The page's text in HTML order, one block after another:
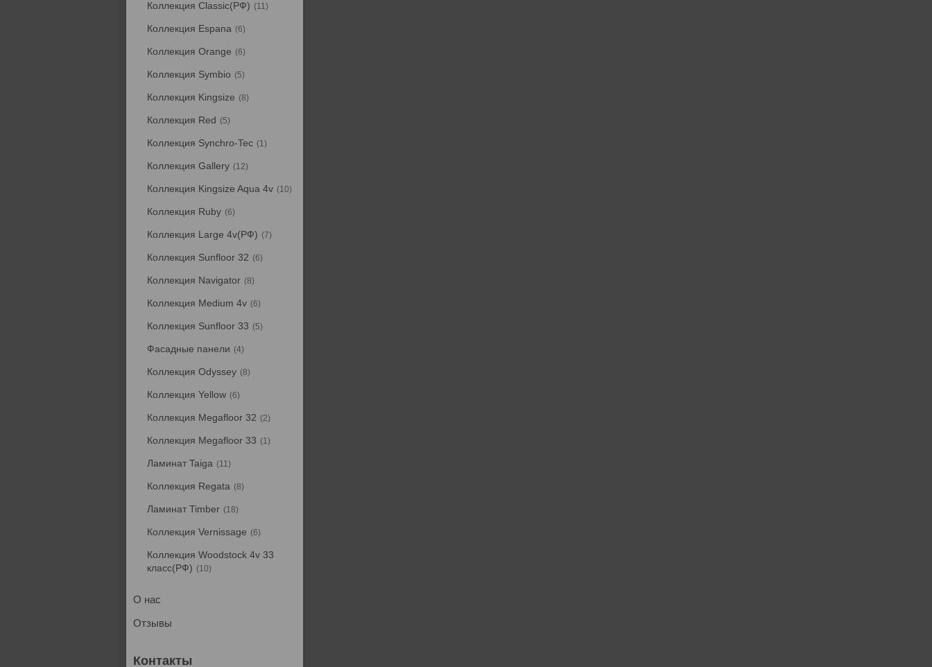
Коллекция Classic(РФ) 11
Коллекция Espana 6
Коллекция Orange 6
Коллекция Symbio 5
Коллекция Kingsize 8
Коллекция Red 5
Коллекция Synchro-Tec 1
Коллекция Gallery 12
Коллекция Kingsize Aqua 4v 10
Коллекция Ruby 6
Коллекция Large 4v(РФ) 7
Коллекция Sunfloor 32 6
Коллекция Navigator 8
Коллекция Medium 4v 6
Коллекция Sunfloor 33 5
Фасадные панели 4
Коллекция Odyssey 8
Коллекция Yellow 6
Коллекция Megafloor 32 2
Коллекция Megafloor 33 1
Ламинат Taiga 11
Коллекция Regata 8
Ламинат Timber 18
Коллекция Vernissage 6
Коллекция Woodstock 4v 33
класс(РФ)
10
О нас
Отзывы